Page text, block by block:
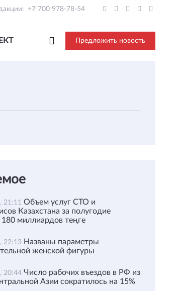
+7 700 978-78-54
Предложить новость
21:11 Объем услуг СТО и
Казахстана за полугодие
180 миллиардов теңге
22:13 Названы параметры
женской фигуры
20:44 Число рабочих въездов в РФ из
Азии сократилось на 15%